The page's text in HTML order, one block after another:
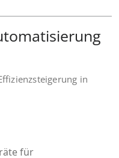
in
für